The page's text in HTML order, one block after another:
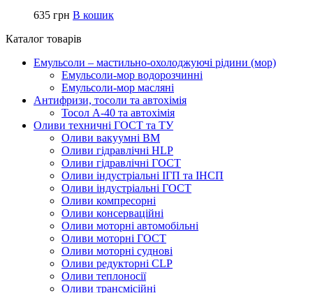
635 грн В кошик
Каталог товарів
Емульсоли – мастильно-охолоджуючі рідини (мор)
Емульсоли-мор водорозчинні
Емульсоли-мор масляні
Антифризи, тосоли та автохімія
Тосол А-40 та автохімія
Оливи техничні ГОСТ та ТУ
Оливи вакуумні ВМ
Оливи гідравлічні HLP
Оливи гідравлічні ГОСТ
Оливи індустріальні ІГП та ІНСП
Оливи індустріальні ГОСТ
Оливи компресорні
Оливи консерваційні
Оливи моторні автомобільні
Оливи моторні ГОСТ
Оливи моторні суднові
Оливи редукторні CLP
Оливи теплоносії
Оливи трансмісійні